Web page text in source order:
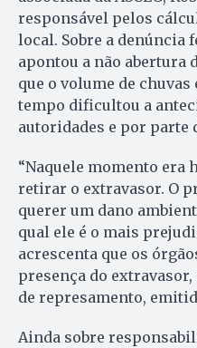
responsável pelos
local. Sobre a denúncia
apontou a não abertura
que o volume de
tempo dificultou a
autoridades e por
“Naquele momento
retirar o extravasor. O
querer um dano
qual ele é o mais
acrescenta que os
presença do
de represamento,
Ainda sobre